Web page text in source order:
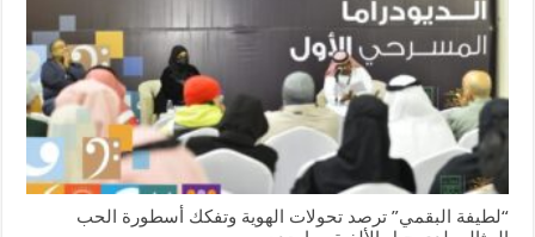
“لطيفة البقمي” ترصد تحولات الهوية وتفكك أسطورة الحب